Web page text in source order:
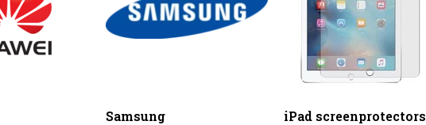
Samsung iPad screenprotectors